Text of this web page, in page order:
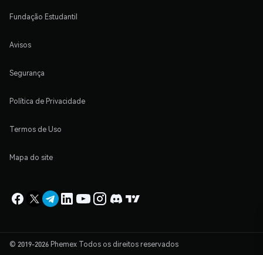
Fundação Estudantil
Avisos
Segurança
Política de Privacidade
Termos de Uso
Mapa do site
© 2019-2026 Phemex Todos os direitos reservados